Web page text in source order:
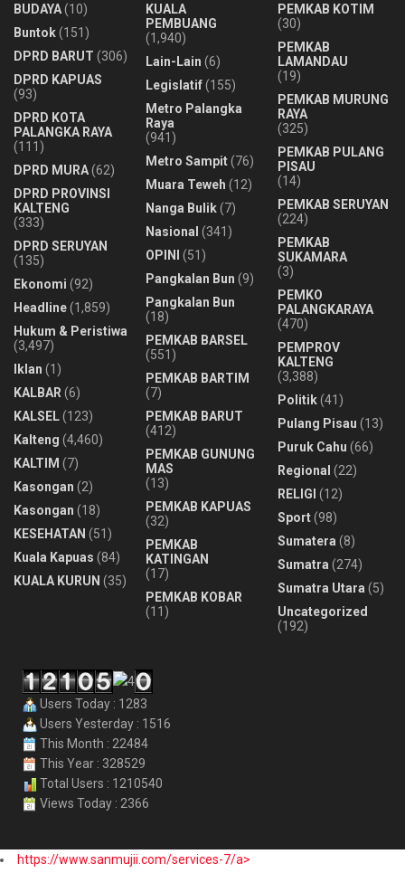
BUDAYA(10)
Buntok(151)
DPRD BARUT (306)
DPRD KAPUAS
(93)
DPRD KOTA
PALANGKA RAYA
(111)
DPRD MURA(62)
DPRD PROVINSI
KALTENG
(333)
DPRD SERUYAN
(135)
Ekonomi (92)
Headline(1,859)
Hukum & Peristiwa
(3,497)
Iklan (1)
KALBAR (6)
KALSEL(123)
Kalteng (4,460)
KALTIM (7)
Kasongan (2)
Kasongan (18)
KESEHATAN (51)
Kuala Kapuas (84)
KUALA KURUN (35)
KUALA
PEMBUANG
(1,940)
Lain-Lain (6)
Legislatif(155)
Metro Palangka
Raya
(941)
Metro Sampit(76)
Muara Teweh (12)
Nanga Bulik(7)
Nasional (341)
OPINI
(51)
Pangkalan Bun (9)
Pangkalan Bun
(18)
PEMKAB BARSEL
(551)
PEMKAB BARTIM
(7)
PEMKAB BARUT
(412)
PEMKAB GUNUNG
MAS
(13)
PEMKAB KAPUAS
(32)
PEMKAB
KATINGAN
(17)
PEMKAB KOBAR
(11)
PEMKAB KOTIM
(30)
PEMKAB
LAMANDAU
(19)
PEMKAB MURUNG
RAYA
(325)
PEMKAB PULANG
PISAU
(14)
PEMKAB SERUYAN
(224)
PEMKAB
SUKAMARA
(3)
PEMKO
PALANGKARAYA
(470)
PEMPROV
KALTENG
(3,388)
Politik(41)
Pulang Pisau (13)
Puruk Cahu (66)
Regional (22)
RELIGI (12)
Sport(98)
Sumatera (8)
Sumatra (274)
Sumatra Utara (5)
Uncategorized
(192)
Users Today : 1283
Users Yesterday : 1516
This Month : 22484
This Year : 328529
Total Users : 1210540
Views Today : 2366
https://www.sanmujii.com/services-7/a>